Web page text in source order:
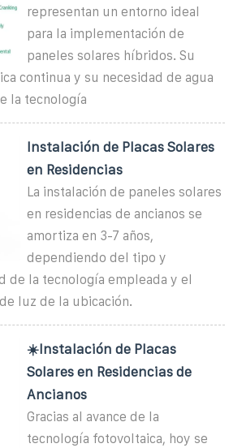
representan un entorno ideal
para la implementación de
paneles solares híbridos. Su
continua y su necesidad de agua
la tecnología
Instalación de Placas Solares
en Residencias
La instalación de paneles solares
en residencias de ancianos se
amortiza en 3-7 años,
dependiendo del tipo y
de la tecnología empleada y el
luz de la ubicación.
☀️Instalación de Placas
Solares en Residencias de
Ancianos
Gracias al avance de la
tecnología fotovoltaica, hoy se